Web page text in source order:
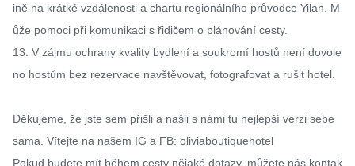
ině na krátké vzdálenosti a chartu regionálního průvodce Yilan. M
ůže pomoci při komunikaci s řidičem o plánování cesty.
13. V zájmu ochrany kvality bydlení a soukromí hostů není dovole
no hostům bez rezervace navštěvovat, fotografovat a rušit hotel.
Děkujeme, že jste sem přišli a našli s námi tu nejlepší verzi sebe
sama. Vítejte na našem IG a FB: oliviaboutiquehotel
Pokud budete mít během cesty nějaké dotazy, můžete nás kontak